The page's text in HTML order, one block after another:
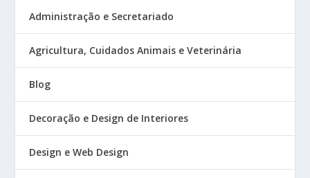
Administração e Secretariado
Agricultura, Cuidados Animais e Veterinária
Blog
Decoração e Design de Interiores
Design e Web Design